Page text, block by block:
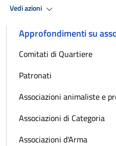
Vedi azioni
Approfondimenti su
Comitati di Quartiere
Patronati
Associazioni animaliste e
Associazioni di Categoria
Associazioni d'Arma